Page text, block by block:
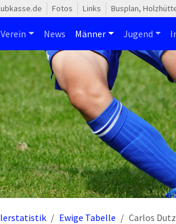
Fotos Links Busplan,
Verein News Männer Jugend
Ewige Tabelle Carlos Dutz